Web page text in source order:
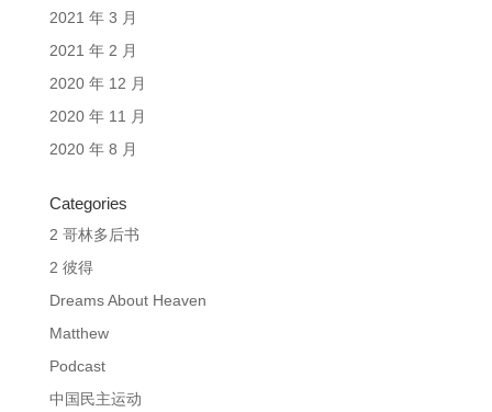
2021 年 3 月
2021 年 2 月
2020 年 12 月
2020 年 11 月
2020 年 8 月
Categories
2 哥林多后书
2 彼得
Dreams About Heaven
Matthew
Podcast
中国民主运动